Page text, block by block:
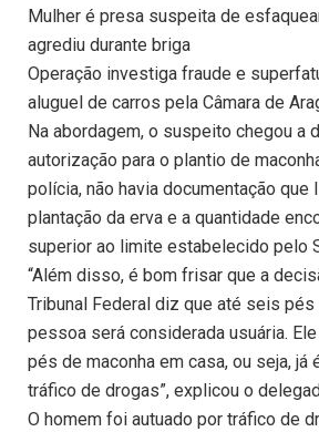
Mulher é presa suspeita de
agrediu durante briga
Operação investiga fraude e
aluguel de carros pela Câmara de
Na abordagem, o suspeito chegou a
autorização para o plantio de
polícia, não havia documentação que
plantação da erva e a quantidade
superior ao limite estabelecido pelo
“Além disso, é bom frisar que a
Tribunal Federal diz que até seis
pessoa será considerada usuária.
pés de maconha em casa, ou seja, já
tráfico de drogas”, explicou o
O homem foi autuado por tráfico de